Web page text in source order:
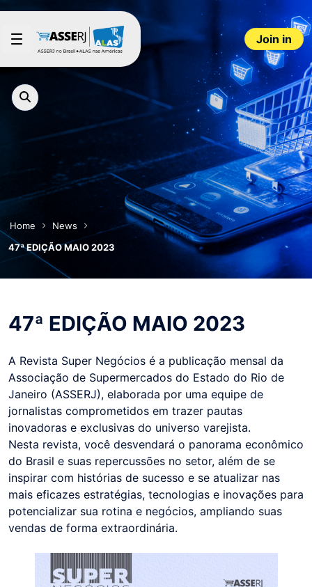
Skip to Main Content
Join in
Home
News
47ª EDIÇÃO MAIO 2023
47ª EDIÇÃO MAIO 2023
A Revista Super Negócios é a publicação mensal da
Associação de Supermercados do Estado do Rio de
Janeiro (ASSERJ), elaborada por uma equipe de
jornalistas comprometidos em trazer pautas
inovadoras e exclusivas do universo varejista.
Nesta revista, você desvendará o panorama econômico
do Brasil e suas repercussões no setor, além de se
inspirar com histórias de sucesso e se atualizar nas
mais eficazes estratégias, tecnologias e inovações para
potencializar sua rotina e negócios, ampliando suas
vendas de forma extraordinária.